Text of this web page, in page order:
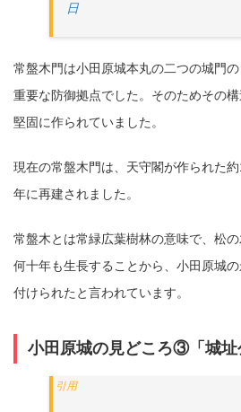
日
常盤木門は小田原城本丸の二つの城門
重要な防御拠点でした。そのためその
堅固に作られていました。
現在の常盤木門は、天守閣が作られた
年に再建されました。
常盤木とは常緑広葉樹林の意味で、松
何十年も生長することから、小田原城
付けられたと言われています。
小田原城の見どころ③「城址